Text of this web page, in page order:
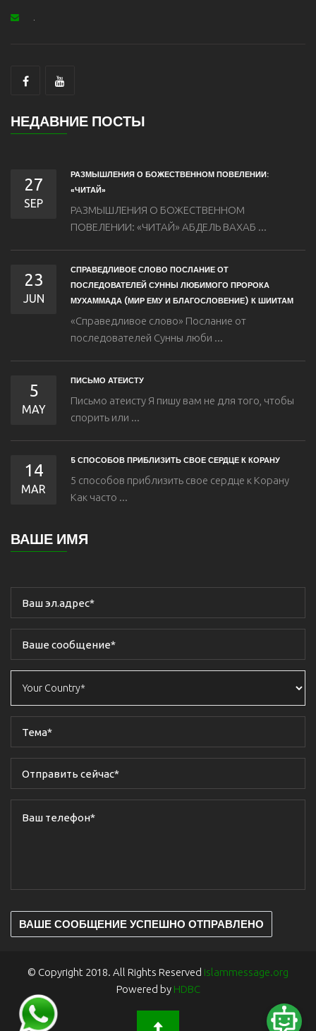
НЕДАВНИЕ ПОСТЫ
27
SEP
РАЗМЫШЛЕНИЯ О БОЖЕСТВЕННОМ ПОВЕЛЕНИИ:
«ЧИТАЙ»
РАЗМЫШЛЕНИЯ О БОЖЕСТВЕННОМ
ПОВЕЛЕНИИ: «ЧИТАЙ» АБДЕЛЬ ВАХАБ ...
23
JUN
СПРАВЕДЛИВОЕ СЛОВО ПОСЛАНИЕ ОТ
ПОСЛЕДОВАТЕЛЕЙ СУННЫ ЛЮБИМОГО ПРОРОКА
МУХАММАДА (МИР ЕМУ И БЛАГОСЛОВЕНИЕ) К ШИИТАМ
«Справедливое слово» Послание от
последователей Сунны люби ...
5
MAY
ПИСЬМО АТЕИСТУ
Письмо атеисту Я пишу вам не для того, чтобы
спорить или ...
14
MAR
5 СПОСОБОВ ПРИБЛИЗИТЬ СВОЕ СЕРДЦЕ К КОРАНУ
5 способов приблизить свое сердце к Корану
Как часто ...
ВАШЕ ИМЯ
ВАШЕ СООБЩЕНИЕ УСПЕШНО ОТПРАВЛЕНО
© Copyright 2018. All Rights Reserved islammessage.org
Powered by HDBC